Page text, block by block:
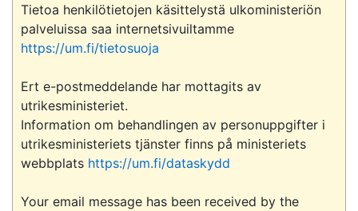
Tietoa henkilötietojen käsittelystä ulkoministeriön
https://um.fi/tietosuoja
Ert e-postmeddelande har mottagits av
utrikesministeriet.
Information om behandlingen av personuppgifter i
utrikesministeriets tjänster finns på ministeriets
webbplats https://um.fi/dataskydd
Your email message has been received by the